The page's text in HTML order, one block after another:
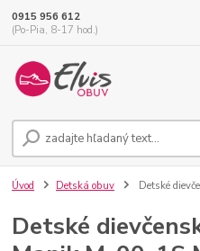
0915 956 612
(Po-Pia, 8-17 hod.)
Úvod Detská obuv Detské
Detské